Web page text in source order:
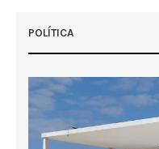
POLÍTICA